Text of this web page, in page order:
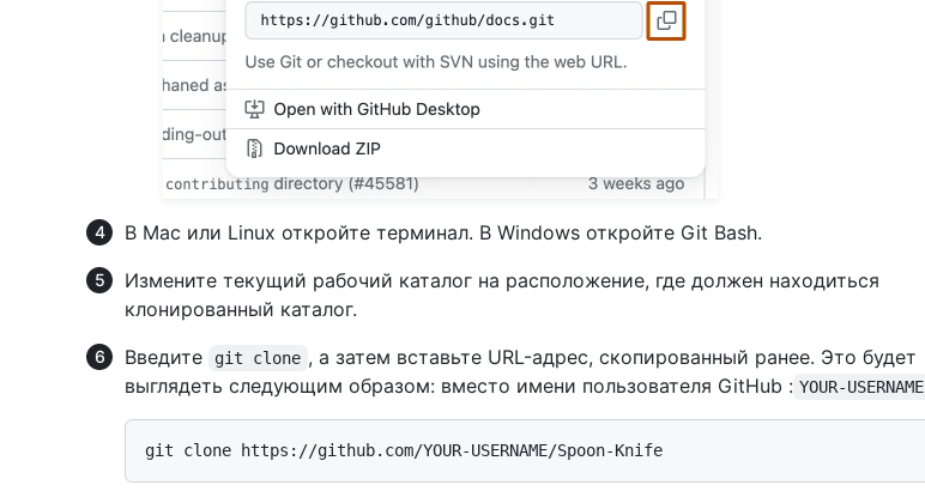
В Mac или Linux откройте терминал. В Windows откройте Git Bash.
Измените текущий рабочий каталог на расположение, где должен находиться
клонированный каталог.
Введите
git clone , а затем вставьте URL-адрес, скопированный ранее. Это будет
выглядеть следующим образом: вместо имени пользователя GitHub : YOUR-USERNAME